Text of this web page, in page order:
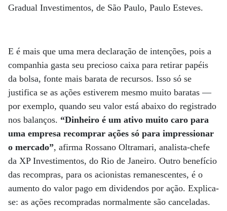
Gradual Investimentos, de São Paulo, Paulo Esteves.
E é mais que uma mera declaração de intenções, pois a
companhia gasta seu precioso caixa para retirar papéis
da bolsa, fonte mais barata de recursos. Isso só se
justifica se as ações estiverem mesmo muito baratas —
por exemplo, quando seu valor está abaixo do registrado
nos balanços. “Dinheiro é um ativo muito caro para
uma empresa recomprar ações só para impressionar
o mercado”, afirma Rossano Oltramari, analista-chefe
da XP Investimentos, do Rio de Janeiro. Outro benefício
das recompras, para os acionistas remanescentes, é o
aumento do valor pago em dividendos por ação. Explica-
se: as ações recompradas normalmente são canceladas.